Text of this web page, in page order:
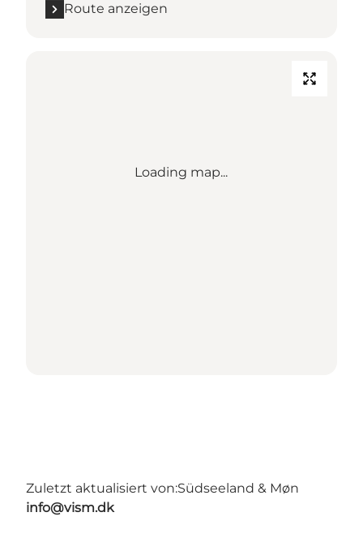
Route anzeigen
Loading map...
Zuletzt aktualisiert von:Südseeland & Møn
info@vism.dk